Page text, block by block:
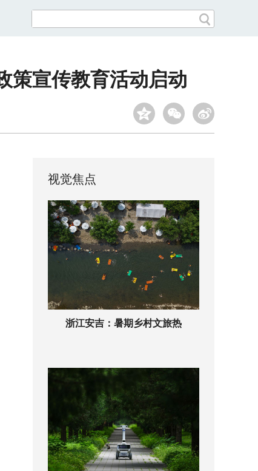
策宣传教育活动启动
视觉焦点
浙江安吉：暑期乡村文旅热